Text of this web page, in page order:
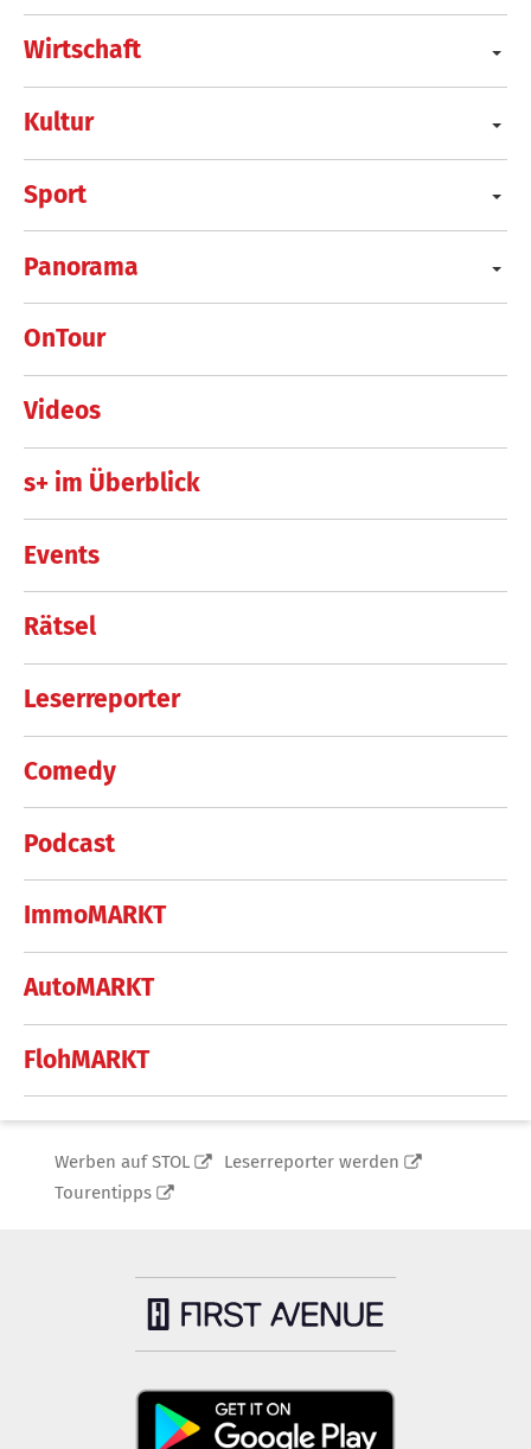
Wirtschaft
Kultur
Sport
Panorama
OnTour
Videos
s+ im Überblick
Events
Rätsel
Leserreporter
Comedy
Podcast
ImmoMARKT
AutoMARKT
FlohMARKT
Werben auf STOL
Leserreporter werden
Tourentipps